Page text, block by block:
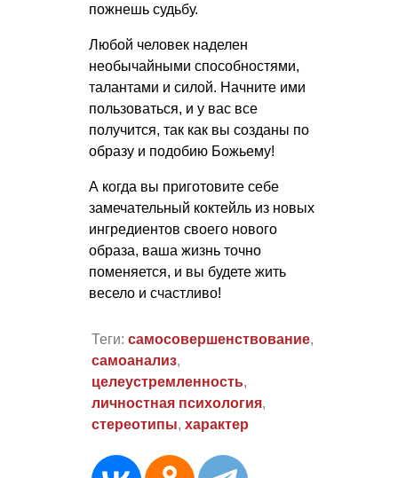
пожнешь судьбу.
Любой человек наделен
необычайными способностями,
талантами и силой. Начните ими
пользоваться, и у вас все
получится, так как вы созданы по
образу и подобию Божьему!
А когда вы приготовите себе
замечательный коктейль из новых
ингредиентов своего нового
образа, ваша жизнь точно
поменяется, и вы будете жить
весело и счастливо!
Теги: самосовершенствование,
самоанализ,
целеустремленность,
личностная психология,
стереотипы, характер